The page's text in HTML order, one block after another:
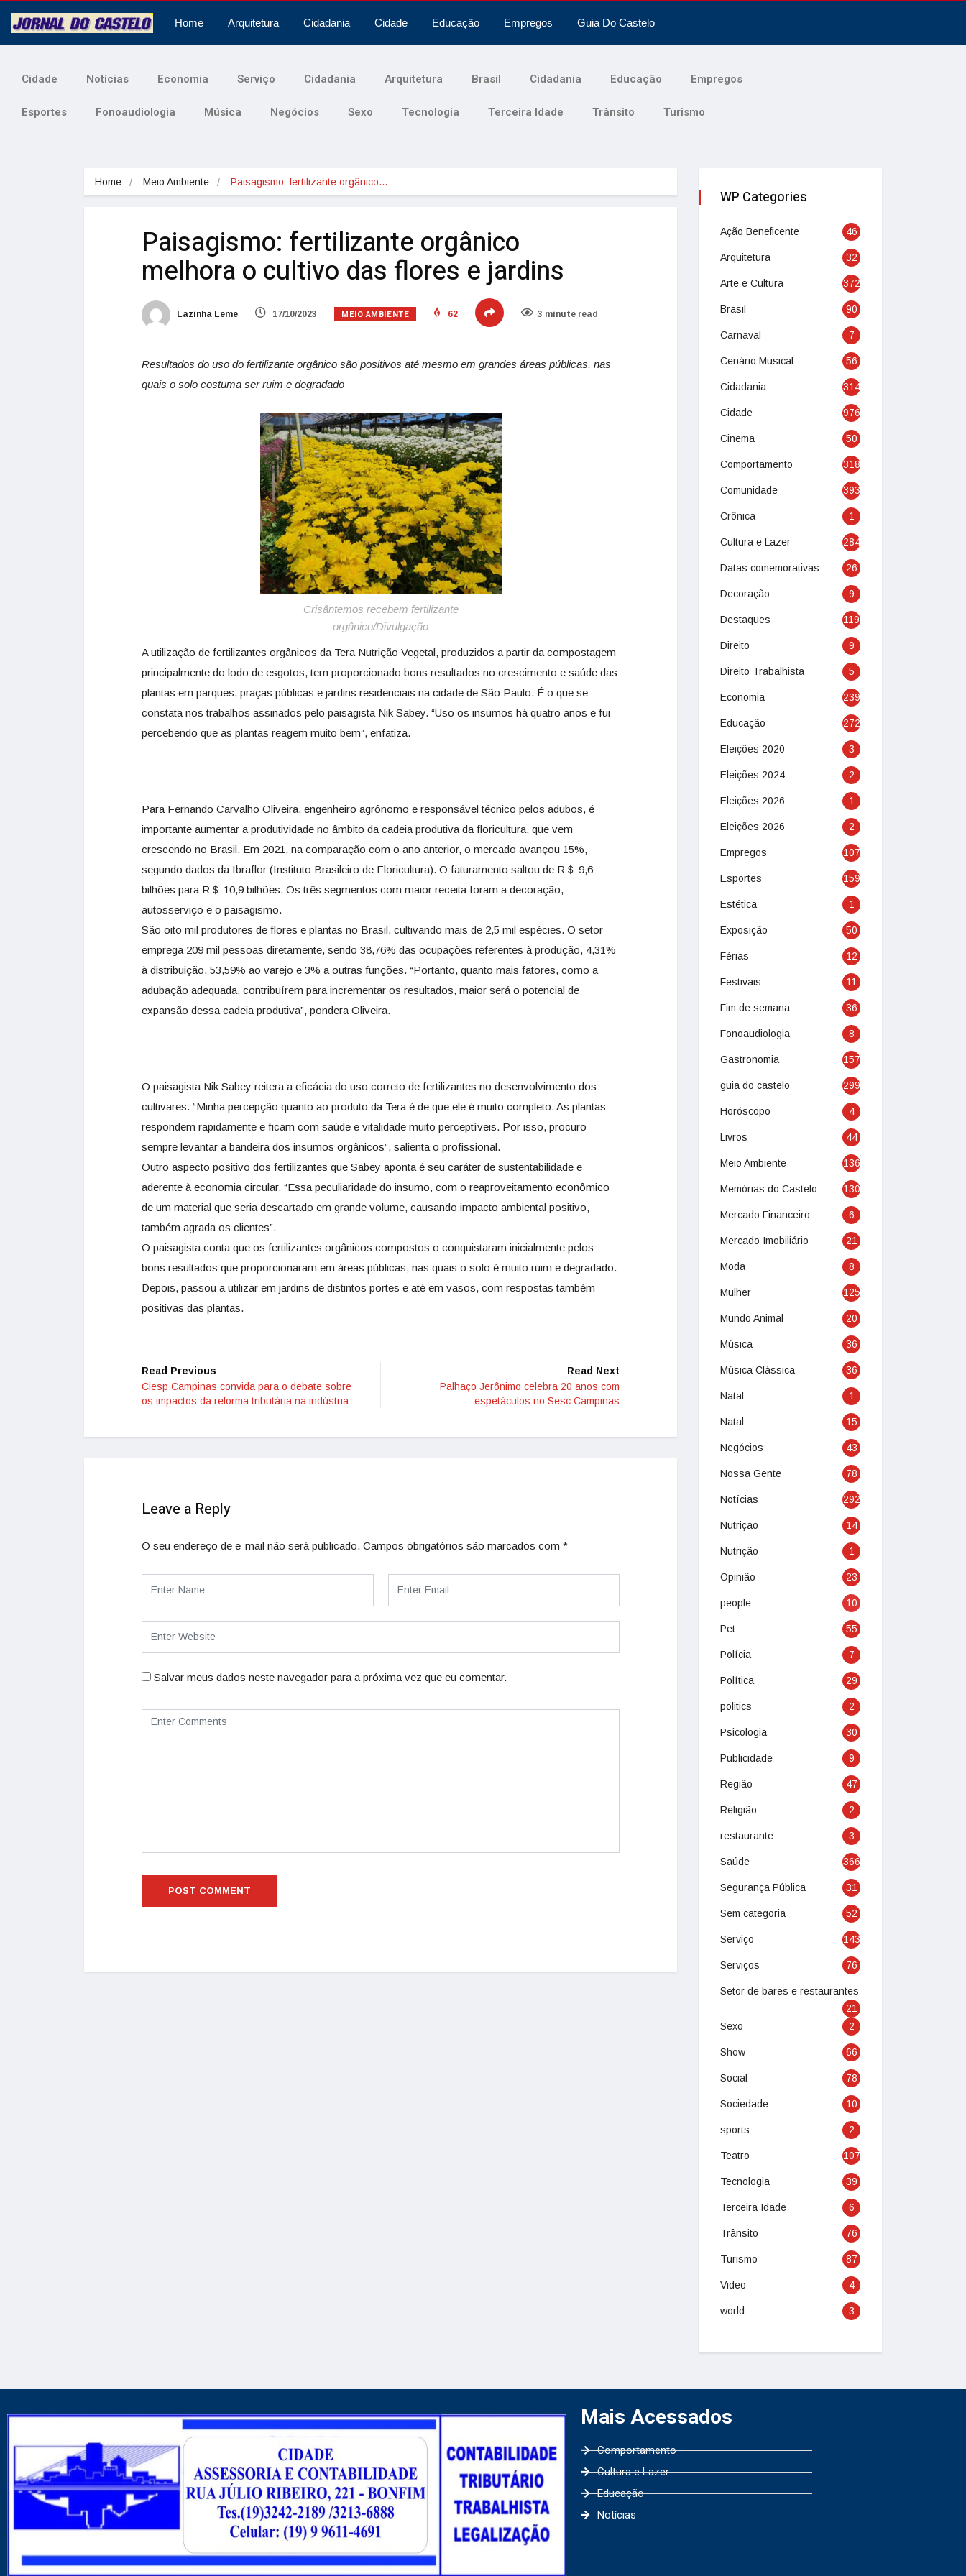
Home Arquitetura Cidadania Cidade Educação Empregos Guia Do Castelo
Cidade Notícias Economia Serviço Cidadania Arquitetura Brasil Cidadania Educação Empregos
Esportes Fonoaudiologia Música Negócios Sexo Tecnologia Terceira Idade Trânsito Turismo
Home Meio Ambiente Paisagismo: fertilizante orgânico…
Paisagismo: fertilizante orgânico
melhora o cultivo das flores e jardins
Lazinha Leme 17/10/2023 MEIO AMBIENTE 62 3 minute read
Resultados do uso do fertilizante orgânico são positivos até mesmo em grandes áreas públicas, nas
quais o solo costuma ser ruim e degradado
Crisântemos recebem fertilizante
orgânico/Divulgação
A utilização de fertilizantes orgânicos da Tera Nutrição Vegetal, produzidos a partir da compostagem
principalmente do lodo de esgotos, tem proporcionado bons resultados no crescimento e saúde das
plantas em parques, praças públicas e jardins residenciais na cidade de São Paulo. É o que se
constata nos trabalhos assinados pelo paisagista Nik Sabey. “Uso os insumos há quatro anos e fui
percebendo que as plantas reagem muito bem”, enfatiza.
Para Fernando Carvalho Oliveira, engenheiro agrônomo e responsável técnico pelos adubos, é
importante aumentar a produtividade no âmbito da cadeia produtiva da floricultura, que vem
crescendo no Brasil. Em 2021, na comparação com o ano anterior, o mercado avançou 15%,
segundo dados da Ibraflor (Instituto Brasileiro de Floricultura). O faturamento saltou de R＄ 9,6
bilhões para R＄ 10,9 bilhões. Os três segmentos com maior receita foram a decoração,
autosserviço e o paisagismo.
São oito mil produtores de flores e plantas no Brasil, cultivando mais de 2,5 mil espécies. O setor
emprega 209 mil pessoas diretamente, sendo 38,76% das ocupações referentes à produção, 4,31%
à distribuição, 53,59% ao varejo e 3% a outras funções. “Portanto, quanto mais fatores, como a
adubação adequada, contribuírem para incrementar os resultados, maior será o potencial de
expansão dessa cadeia produtiva”, pondera Oliveira.
O paisagista Nik Sabey reitera a eficácia do uso correto de fertilizantes no desenvolvimento dos
cultivares. “Minha percepção quanto ao produto da Tera é de que ele é muito completo. As plantas
respondem rapidamente e ficam com saúde e vitalidade muito perceptíveis. Por isso, procuro
sempre levantar a bandeira dos insumos orgânicos”, salienta o profissional.
Outro aspecto positivo dos fertilizantes que Sabey aponta é seu caráter de sustentabilidade e
aderente à economia circular. “Essa peculiaridade do insumo, com o reaproveitamento econômico
de um material que seria descartado em grande volume, causando impacto ambiental positivo,
também agrada os clientes”.
O paisagista conta que os fertilizantes orgânicos compostos o conquistaram inicialmente pelos
bons resultados que proporcionaram em áreas públicas, nas quais o solo é muito ruim e degradado.
Depois, passou a utilizar em jardins de distintos portes e até em vasos, com respostas também
positivas das plantas.
Read Previous
Ciesp Campinas convida para o debate sobre
os impactos da reforma tributária na indústria
Read Next
Palhaço Jerônimo celebra 20 anos com
espetáculos no Sesc Campinas
Leave a Reply
O seu endereço de e-mail não será publicado. Campos obrigatórios são marcados com *
Salvar meus dados neste navegador para a próxima vez que eu comentar.
WP Categories
Ação Beneficente 46
Arquitetura 32
Arte e Cultura 372
Brasil 90
Carnaval 7
Cenário Musical 56
Cidadania 314
Cidade 976
Cinema 50
Comportamento 318
Comunidade 393
Crônica 1
Cultura e Lazer 284
Datas comemorativas 26
Decoração 9
Destaques 119
Direito 9
Direito Trabalhista 5
Economia 239
Educação 272
Eleições 2020 3
Eleições 2024 2
Eleições 2026 1
Eleições 2026 2
Empregos 107
Esportes 159
Estética 1
Exposição 50
Férias 12
Festivais 11
Fim de semana 36
Fonoaudiologia 8
Gastronomia 157
guia do castelo 299
Horóscopo 4
Livros 44
Meio Ambiente 136
Memórias do Castelo 130
Mercado Financeiro 6
Mercado Imobiliário 21
Moda 8
Mulher 125
Mundo Animal 20
Música 36
Música Clássica 36
Natal 1
Natal 15
Negócios 43
Nossa Gente 78
Notícias 292
Nutriçao 14
Nutrição 1
Opinião 23
people 10
Pet 55
Polícia 7
Política 29
politics 2
Psicologia 30
Publicidade 9
Região 47
Religião 2
restaurante 3
Saúde 366
Segurança Pública 31
Sem categoria 52
Serviço 143
Serviços 76
Setor de bares e restaurantes
21
Sexo
2
Show 66
Social 78
Sociedade 10
sports 2
Teatro 107
Tecnologia 39
Terceira Idade 6
Trânsito 76
Turismo 87
Video 4
world 3
Mais Acessados
Comportamento
Cultura e Lazer
Educação
Notícias